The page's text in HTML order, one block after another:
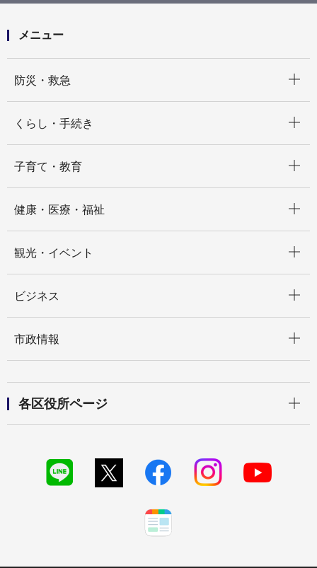
メニュー
防災・救急
くらし・手続き
子育て・教育
健康・医療・福祉
観光・イベント
ビジネス
市政情報
各区役所ページ